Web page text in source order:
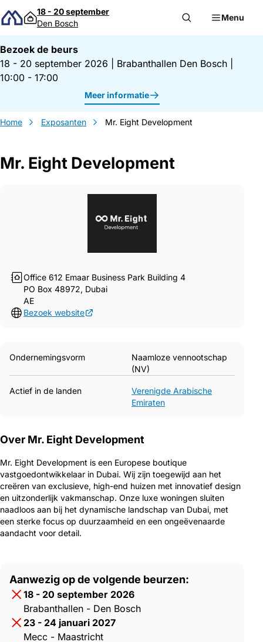
Direct naar inhoud
18 - 20 september
Den Bosch
Menu
Bezoek de beurs
18 - 20 september 2026
Brabanthallen Den Bosch
10:00 - 17:00
Meer informatie
Home Exposanten Mr. Eight Development
Mr. Eight Development
Office 612 Emaar Business Park Building 4
PO Box 48972, Dubai
AE
Bezoek website
Gegevens Mr. Eight Development
Ondernemingsvorm
Naamloze vennootschap
(NV)
Actief in de landen
Verenigde Arabische
Emiraten
Over Mr. Eight Development
Mr. Eight Development is een Europese boutique
vastgoedontwikkelaar in Dubai. Wij zijn toegewijd aan het
creëren van exclusieve, high-end huizen met innovatief design
en uitzonderlijk vakmanschap. Onze luxe woningen sluiten
naadloos aan bij het dynamische landschap van Dubai, met
een sterke focus op duurzaamheid en een ongeëvenaarde
aandacht voor detail.
Aanwezig op de volgende beurzen:
18 - 20 september 2026
Brabanthallen - Den Bosch
23 - 24 januari 2027
Mecc - Maastricht